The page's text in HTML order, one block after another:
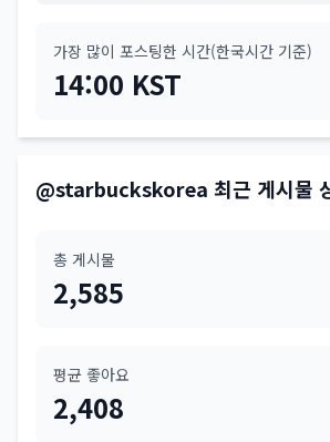
가장 많이 포스팅한 시간(한국시간 기준)
14:00 KST
@starbuckskorea 최근 게시물
총 게시물
2,585
평균 좋아요
2,408